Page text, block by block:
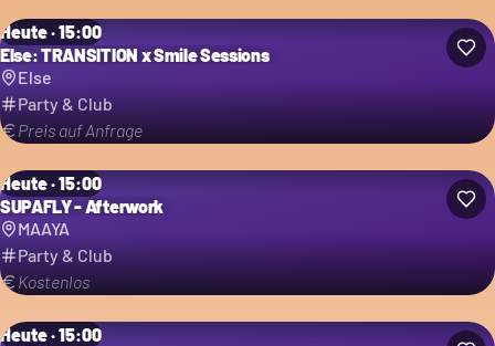
Heute · 15:00
Else: TRANSITION x Smile Sessions
Else
Party & Club
Preis auf Anfrage
Heute · 15:00
SUPAFLY - Afterwork
MAAYA
Party & Club
Kostenlos
Heute · 15:00